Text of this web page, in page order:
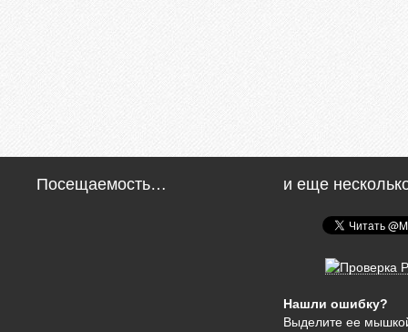
Посещаемость… и еще
Нашли ошибку?
Выделите ее